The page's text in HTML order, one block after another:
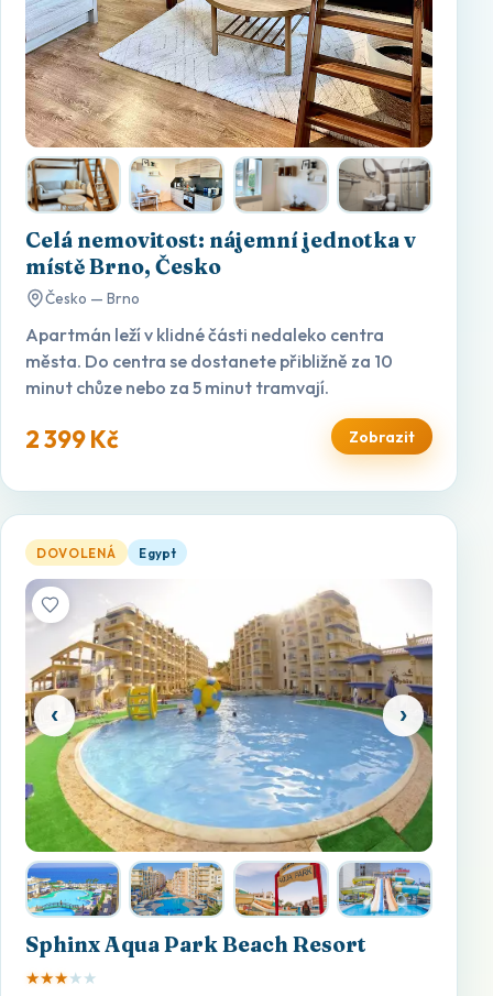
Celá nemovitost: nájemní jednotka v
místě Brno, Česko
Česko — Brno
Apartmán leží v klidné části nedaleko centra
města. Do centra se dostanete přibližně za 10
minut chůze nebo za 5 minut tramvají.
2 399 Kč Zobrazit
Sphinx Aqua Park Beach Resort — otevřít detail
DOVOLENÁ Egypt
‹ ›
Sphinx Aqua Park Beach Resort
★★★★★